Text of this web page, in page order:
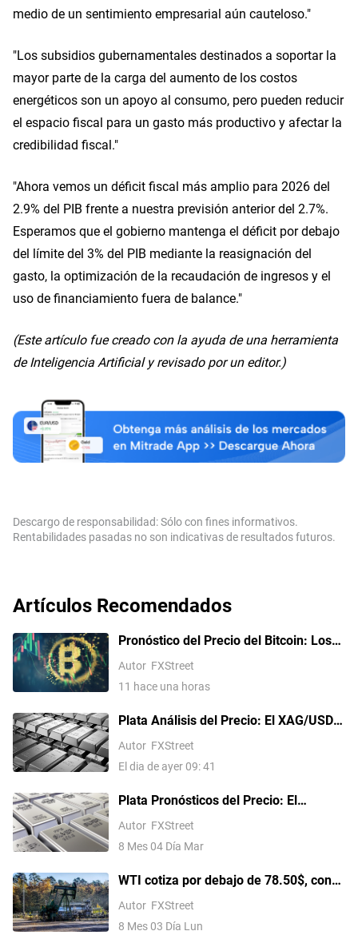
medio de un sentimiento empresarial aún cauteloso."
"Los subsidios gubernamentales destinados a soportar la
mayor parte de la carga del aumento de los costos
energéticos son un apoyo al consumo, pero pueden reducir
el espacio fiscal para un gasto más productivo y afectar la
credibilidad fiscal."
"Ahora vemos un déficit fiscal más amplio para 2026 del
2.9% del PIB frente a nuestra previsión anterior del 2.7%.
Esperamos que el gobierno mantenga el déficit por debajo
del límite del 3% del PIB mediante la reasignación del
gasto, la optimización de la recaudación de ingresos y el
uso de financiamiento fuera de balance."
(Este artículo fue creado con la ayuda de una herramienta
de Inteligencia Artificial y revisado por un editor.)
Descargo de responsabilidad: Sólo con fines informativos.
Rentabilidades pasadas no son indicativas de resultados futuros.
Artículos Recomendados
Pronóstico del Precio del Bitcoin: Los
flujos persistentes hacia los ETF y la
relajación de las tensiones en Oriente
Autor FXStreet
11 hace una horas
Plata Análisis del Precio: El XAG/USD
alcanza un máximo de un mes, apunta
a 62.00$ tras una ruptura técnica
Autor FXStreet
El dia de ayer 09: 41
Plata Pronósticos del Precio: El
XAG/USD alcanza 59.00$ en medio de
cautelosas esperanzas de paz en Irán
Autor FXStreet
8 Mes 04 Día Mar
WTI cotiza por debajo de 78.50$, con
una caída de casi el 8% en el día ante
las esperanzas de un acuerdo de paz
Autor FXStreet
8 Mes 03 Día Lun